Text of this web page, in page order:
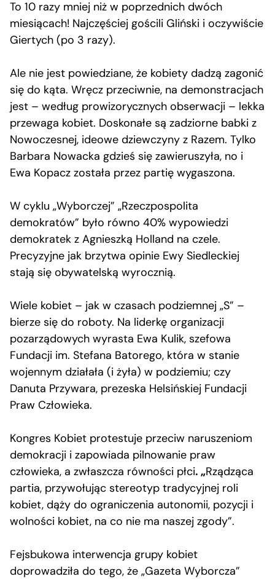
To 10 razy mniej niż w poprzednich dwóch
miesiącach! Najczęściej gościli Gliński i oczywiście
Giertych (po 3 razy).
Ale nie jest powiedziane, że kobiety dadzą zagonić
się do kąta. Wręcz przeciwnie, na demonstracjach
jest – według prowizorycznych obserwacji – lekka
przewaga kobiet. Doskonałe są zadziorne babki z
Nowoczesnej, ideowe dziewczyny z Razem. Tylko
Barbara Nowacka gdzieś się zawieruszyła, no i
Ewa Kopacz została przez partię wygaszona.
W cyklu „Wyborczej” „Rzeczpospolita
demokratów” było równo 40% wypowiedzi
demokratek z Agnieszką Holland na czele.
Precyzyjne jak brzytwa opinie Ewy Siedleckiej
stają się obywatelską wyrocznią.
Wiele kobiet – jak w czasach podziemnej „S” –
bierze się do roboty. Na liderkę organizacji
pozarządowych wyrasta Ewa Kulik, szefowa
Fundacji im. Stefana Batorego, która w stanie
wojennym działała (i żyła) w podziemiu; czy
Danuta Przywara, prezeska Helsińskiej Fundacji
Praw Człowieka.
Kongres Kobiet protestuje przeciw naruszeniom
demokracji i zapowiada pilnowanie praw
człowieka, a zwłaszcza równości płci. „Rządząca
partia, przywołując stereotyp tradycyjnej roli
kobiet, dąży do ograniczenia autonomii, pozycji i
wolności kobiet, na co nie ma naszej zgody”.
Fejsbukowa interwencja grupy kobiet
doprowadziła do tego, że „Gazeta Wyborcza”